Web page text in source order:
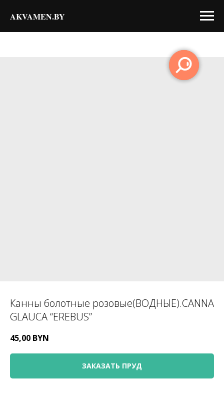
AKVAMEN.BY
Канны болотные розовые(ВОДНЫЕ).CANNA
GLAUCA “EREBUS”
45,00 BYN
ЗАКАЗАТЬ ПРУД